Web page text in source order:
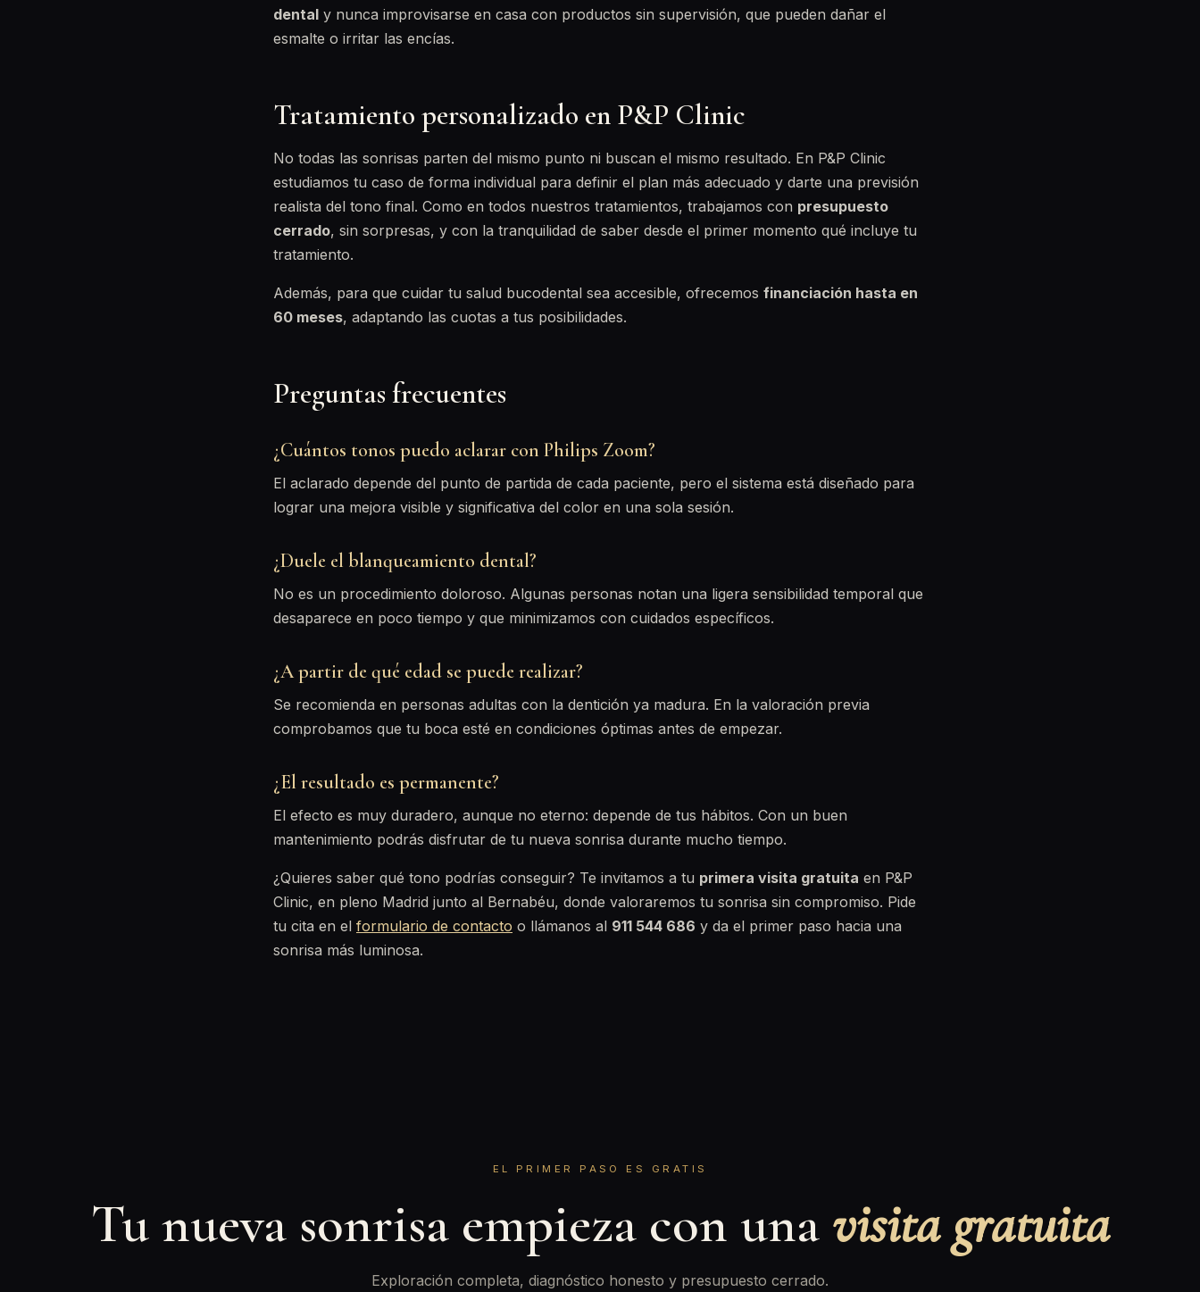
dental y nunca improvisarse en casa con productos sin supervisión, que pueden dañar el
esmalte o irritar las encías.
Tratamiento personalizado en P&P Clinic
No todas las sonrisas parten del mismo punto ni buscan el mismo resultado. En P&P Clinic
estudiamos tu caso de forma individual para definir el plan más adecuado y darte una previsión
realista del tono final. Como en todos nuestros tratamientos, trabajamos con presupuesto
cerrado, sin sorpresas, y con la tranquilidad de saber desde el primer momento qué incluye tu
tratamiento.
Además, para que cuidar tu salud bucodental sea accesible, ofrecemos financiación hasta en
60 meses, adaptando las cuotas a tus posibilidades.
Preguntas frecuentes
¿Cuántos tonos puedo aclarar con Philips Zoom?
El aclarado depende del punto de partida de cada paciente, pero el sistema está diseñado para
lograr una mejora visible y significativa del color en una sola sesión.
¿Duele el blanqueamiento dental?
No es un procedimiento doloroso. Algunas personas notan una ligera sensibilidad temporal que
desaparece en poco tiempo y que minimizamos con cuidados específicos.
¿A partir de qué edad se puede realizar?
Se recomienda en personas adultas con la dentición ya madura. En la valoración previa
comprobamos que tu boca esté en condiciones óptimas antes de empezar.
¿El resultado es permanente?
El efecto es muy duradero, aunque no eterno: depende de tus hábitos. Con un buen
mantenimiento podrás disfrutar de tu nueva sonrisa durante mucho tiempo.
¿Quieres saber qué tono podrías conseguir? Te invitamos a tu primera visita gratuita en P&P
Clinic, en pleno Madrid junto al Bernabéu, donde valoraremos tu sonrisa sin compromiso. Pide
tu cita en el formulario de contacto o llámanos al 911 544 686 y da el primer paso hacia una
sonrisa más luminosa.
EL PRIMER PASO ES GRATIS
Tu nueva sonrisa empieza con una visita gratuita
Exploración completa, diagnóstico honesto y presupuesto cerrado.